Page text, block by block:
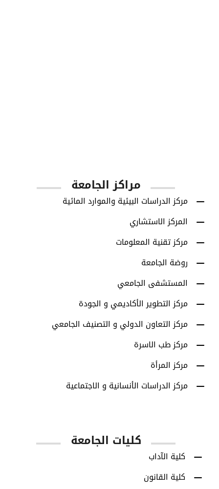
مراكز الجامعة
مركز الدراسات البيئية والموارد المائية
المركز الاستشاري
مركز تقنية المعلومات
روضة الجامعة
المستشفى الجامعي
مركز التطوير الأكاديمي و الجودة
مركز التعاون الدولي و التصنيف الجامعي
مركز طب الاسرة
مركز المرأة
مركز الدراسات الأنسانية و الاجتماعية
كليات الجامعة
كلية الآداب
كلية القانون